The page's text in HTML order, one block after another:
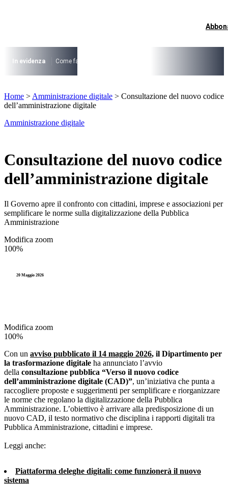
I più cercati
Lorem ipsum dolor sit amet consectetur
Lorem ipsum dolor sit amet consectetur
In evidenza Come fare per …
Lorem ipsum dolor sit amet consectetur
Home > Amministrazione digitale > Consultazione del nuovo codice
dell’amministrazione digitale
Amministrazione digitale
Consultazione del nuovo codice
dell’amministrazione digitale
Il Governo apre il confronto con cittadini, imprese e associazioni per
semplificare le norme sulla digitalizzazione della Pubblica
Amministrazione
Modifica zoom
100%
20 Maggio 2026
Modifica zoom
100%
Con un avviso pubblicato il 14 maggio 2026, il Dipartimento per
la trasformazione digitale ha annunciato l’avvio
della consultazione pubblica “Verso il nuovo codice
dell’amministrazione digitale (CAD)”, un’iniziativa che punta a
raccogliere proposte e suggerimenti per semplificare e riorganizzare
le norme che regolano la digitalizzazione della Pubblica
Amministrazione. L’obiettivo è arrivare alla predisposizione di un
nuovo CAD, il testo normativo che disciplina i rapporti digitali tra
Pubblica Amministrazione, cittadini e imprese.
Leggi anche:
Piattaforma deleghe digitali: come funzionerà il nuovo
sistema